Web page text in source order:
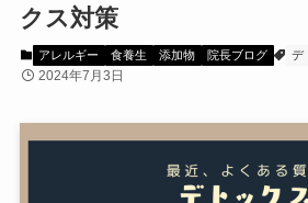
クス対策
アレルギー 食養生 添加物 院長ブログ デ
2024年7月3日